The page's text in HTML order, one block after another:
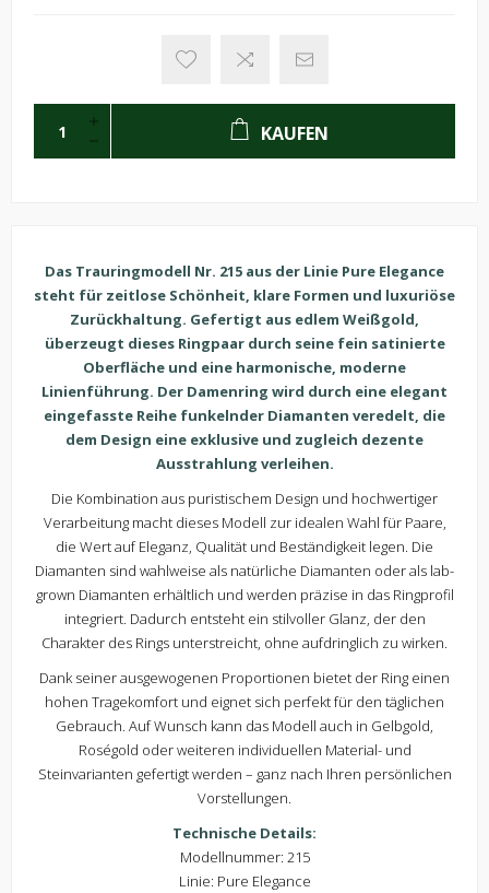
KAUFEN
Das Trauringmodell Nr. 215 aus der Linie Pure Elegance
steht für zeitlose Schönheit, klare Formen und luxuriöse
Zurückhaltung. Gefertigt aus edlem Weißgold,
überzeugt dieses Ringpaar durch seine fein satinierte
Oberfläche und eine harmonische, moderne
Linienführung. Der Damenring wird durch eine elegant
eingefasste Reihe funkelnder Diamanten veredelt, die
dem Design eine exklusive und zugleich dezente
Ausstrahlung verleihen.
Die Kombination aus puristischem Design und hochwertiger
Verarbeitung macht dieses Modell zur idealen Wahl für Paare,
die Wert auf Eleganz, Qualität und Beständigkeit legen. Die
Diamanten sind wahlweise als natürliche Diamanten oder als lab-
grown Diamanten erhältlich und werden präzise in das Ringprofil
integriert. Dadurch entsteht ein stilvoller Glanz, der den
Charakter des Rings unterstreicht, ohne aufdringlich zu wirken.
Dank seiner ausgewogenen Proportionen bietet der Ring einen
hohen Tragekomfort und eignet sich perfekt für den täglichen
Gebrauch. Auf Wunsch kann das Modell auch in Gelbgold,
Roségold oder weiteren individuellen Material- und
Steinvarianten gefertigt werden – ganz nach Ihren persönlichen
Vorstellungen.
Technische Details:
Modellnummer: 215
Linie: Pure Elegance